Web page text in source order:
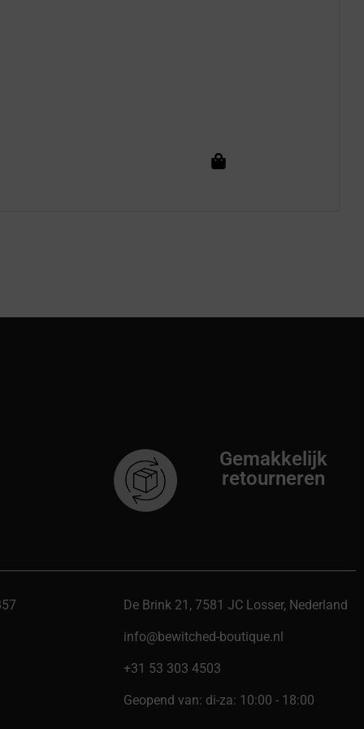
Gemakkelijk
retourneren
De Brink 21, 7581 JC Losser, Nederland
info@bewitched-boutique.nl
‎+31 53 303 4503
Geopend van: di-za: 10:00 - 18:00